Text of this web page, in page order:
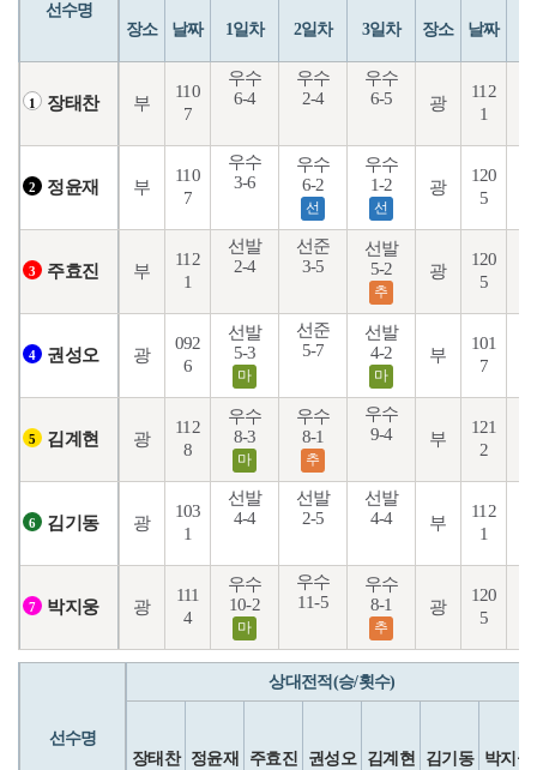
선수명
장소 날짜 1일차 2일차 3일차 장소 날짜
1 장태찬 부
110
7
우수
6-4
우수
2-4
우수
6-5
광
112
1
2 정윤재 부
110
7
우수
3-6
우수
6-2
선
우수
1-2
선
광
120
5
3 주효진 부
112
1
선발
2-4
선준
3-5
선발
5-2
추
광
120
5
4 권성오 광
092
6
선발
5-3
마
선준
5-7
선발
4-2
마
부
101
7
5 김계현 광
112
8
우수
8-3
마
우수
8-1
추
우수
9-4
부
121
2
6 김기동 광
103
1
선발
4-4
선발
2-5
선발
4-4
부
112
1
7 박지웅 광
111
4
우수
10-2
마
우수
11-5
우수
8-1
추
광
120
5
선수명
상대전적(승/횟수)
장태찬 정윤재 주효진 권성오 김계현 김기동 박지웅